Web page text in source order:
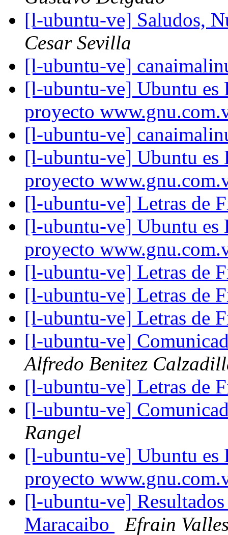
[l-ubuntu-ve] Saludos,
Cesar Sevilla
[l-ubuntu-ve]
[l-ubuntu-ve] Ubuntu es
proyecto
[l-ubuntu-ve]
[l-ubuntu-ve] Ubuntu es
proyecto
[l-ubuntu-ve] Letras de
[l-ubuntu-ve] Ubuntu es
proyecto
[l-ubuntu-ve] Letras de
[l-ubuntu-ve] Letras de
[l-ubuntu-ve] Letras de
[l-ubuntu-ve]
Alfredo Benitez
[l-ubuntu-ve] Letras de
[l-ubuntu-ve]
Rangel
[l-ubuntu-ve] Ubuntu es
proyecto
[l-ubuntu-ve]
Maracaibo
Efrain